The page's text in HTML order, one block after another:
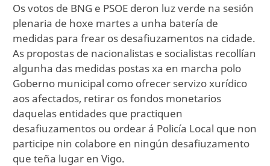
Os votos de BNG e PSOE deron luz verde na sesión
plenaria de hoxe martes a unha batería de
medidas para frear os desafiuzamentos na cidade.
As propostas de nacionalistas e socialistas recollían
algunha das medidas postas xa en marcha polo
Goberno municipal como ofrecer servizo xurídico
aos afectados, retirar os fondos monetarios
daquelas entidades que practiquen
desafiuzamentos ou ordear á Policía Local que non
participe nin colabore en ningún desafiuzamento
que teña lugar en Vigo.